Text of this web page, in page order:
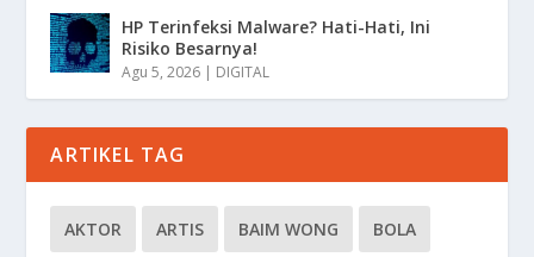
HP Terinfeksi Malware? Hati-Hati, Ini
Risiko Besarnya!
Agu 5, 2026 | DIGITAL
ARTIKEL TAG
AKTOR ARTIS BAIM WONG BOLA